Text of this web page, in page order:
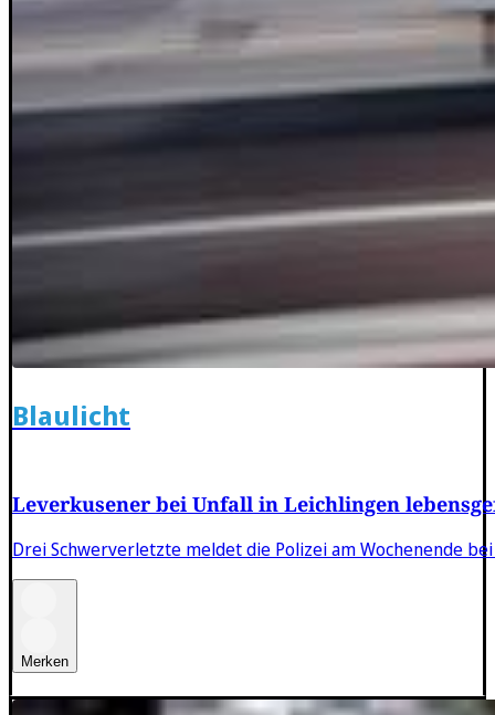
Blaulicht
Leverkusener bei Unfall in Leichlingen
Drei Schwerverletzte meldet die Polizei am Wochenende
Merken